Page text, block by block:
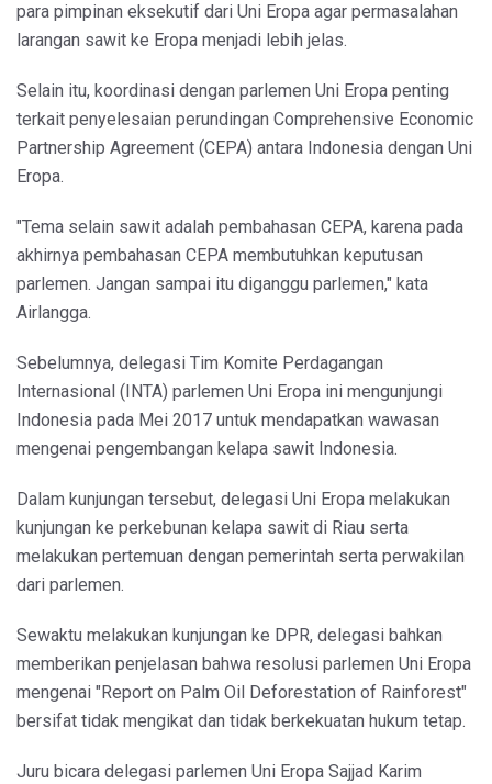
para pimpinan eksekutif dari Uni Eropa agar permasalahan
larangan sawit ke Eropa menjadi lebih jelas.
Selain itu, koordinasi dengan parlemen Uni Eropa penting
terkait penyelesaian perundingan Comprehensive Economic
Partnership Agreement (CEPA) antara Indonesia dengan Uni
Eropa.
"Tema selain sawit adalah pembahasan CEPA, karena pada
akhirnya pembahasan CEPA membutuhkan keputusan
parlemen. Jangan sampai itu diganggu parlemen," kata
Airlangga.
Sebelumnya, delegasi Tim Komite Perdagangan
Internasional (INTA) parlemen Uni Eropa ini mengunjungi
Indonesia pada Mei 2017 untuk mendapatkan wawasan
mengenai pengembangan kelapa sawit Indonesia.
Dalam kunjungan tersebut, delegasi Uni Eropa melakukan
kunjungan ke perkebunan kelapa sawit di Riau serta
melakukan pertemuan dengan pemerintah serta perwakilan
dari parlemen.
Sewaktu melakukan kunjungan ke DPR, delegasi bahkan
memberikan penjelasan bahwa resolusi parlemen Uni Eropa
mengenai "Report on Palm Oil Deforestation of Rainforest"
bersifat tidak mengikat dan tidak berkekuatan hukum tetap.
Juru bicara delegasi parlemen Uni Eropa Sajjad Karim